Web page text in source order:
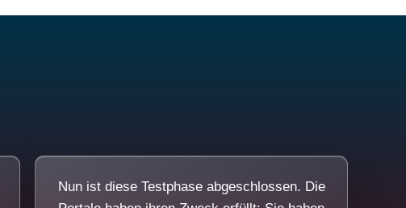
Nun ist diese Testphase abgeschlossen. Die